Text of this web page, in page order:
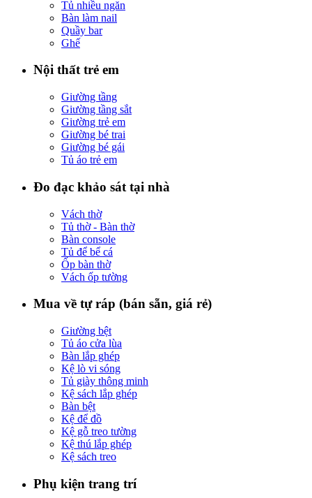
Tủ nhiều ngăn
Bàn làm nail
Quầy bar
Ghế
Nội thất trẻ em
Giường tầng
Giường tầng sắt
Giường trẻ em
Giường bé trai
Giường bé gái
Tủ áo trẻ em
Đo đạc khảo sát tại nhà
Vách thờ
Tủ thờ - Bàn thờ
Bàn console
Tủ để bể cá
Ốp bàn thờ
Vách ốp tường
Mua về tự ráp (bán sẵn, giá rẻ)
Giường bệt
Tủ áo cửa lùa
Bàn lắp ghép
Kệ lò vi sóng
Tủ giày thông minh
Kệ sách lắp ghép
Bàn bệt
Kệ để đồ
Kệ gỗ treo tường
Kệ thú lắp ghép
Kệ sách treo
Phụ kiện trang trí